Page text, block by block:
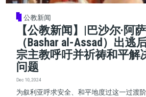
公教新闻
【公教新闻】|巴沙尔·阿
（Bashar al-Assad）出逃
宗主教呼吁并祈祷和平解
问题
Dec 10, 2024
为叙利亚呼求安全、和平地度过这一过渡阶